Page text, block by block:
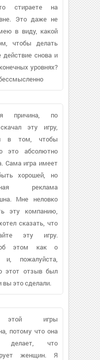
стираете на
Это даже не
в виду, какой
чтобы делать
снова и
уровнях?
причина, по
эту игру,
в том, чтобы
это абсолютно
Сама игра имеет
хорошей, но
реклама
Мне неловко
эту компанию,
сказать, что
эту игру.
этом как о
и, пожалуйста,
этот отзыв был
вы это сделали.
этой игры
потому что она
делает, что
женщин. Я